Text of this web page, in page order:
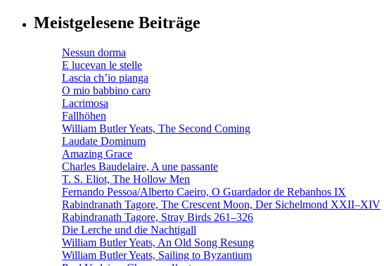
Meistgelesene Beiträge
Nessun dorma
E lucevan le stelle
Lascia ch’io pianga
O mio babbino caro
Lacrimosa
Fallhöhen
William Butler Yeats, The Second Coming
Laudate Dominum
Amazing Grace
Charles Baudelaire, A une passante
T. S. Eliot, The Hollow Men
Fernando Pessoa/Alberto Caeiro, O Guardador de Rebanhos IX
Rabindranath Tagore, The Crescent Moon, Der Sichelmond XXII–XIV
Rabindranath Tagore, Stray Birds 261–326
Die Lerche und die Nachtigall
William Butler Yeats, An Old Song Resung
William Butler Yeats, Sailing to Byzantium